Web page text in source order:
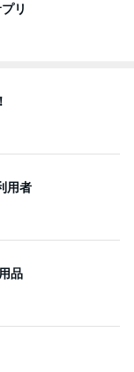
リ
用者
品